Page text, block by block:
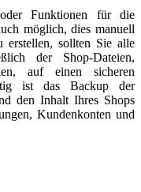
Funktionen für die
möglich, dies manuell
sollten Sie alle
der Shop-Dateien,
auf einen sicheren
ist das Backup der
den Inhalt Ihres Shops
Kundenkonten und